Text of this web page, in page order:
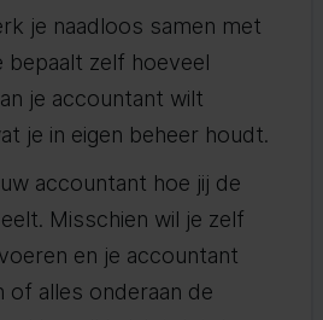
je naadloos samen met
bepaalt zelf hoeveel
je accountant wilt
je in eigen beheer houdt.
accountant hoe jij de
Misschien wil je zelf
en je accountant
of alles onderaan de